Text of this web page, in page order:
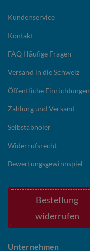
Kundenservice
Kontakt
FAQ Häufige Fragen
Versand in die Schweiz
Öffentliche Einrichtungen
Zahlung und Versand
Selbstabholer
Widerrufsrecht
Bewertungsgewinnspiel
Bestellung
widerrufen
Unternehmen